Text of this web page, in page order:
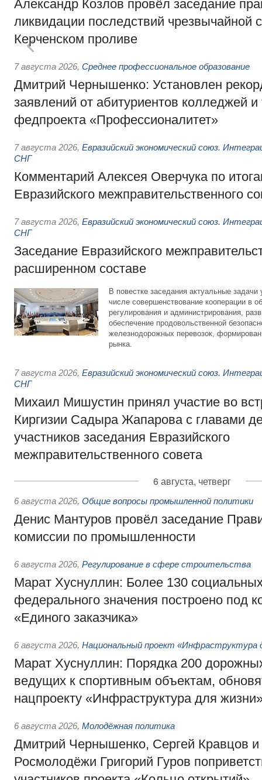
Александр Козлов провёл заседание
ликвидации последствий чрезвычайной
Керченском проливе
7 августа 2026, Среднее профессиональное образование
Дмитрий Чернышенко: Установлен
заявлений от абитуриентов колледжей и
федпроекта «Профессионалитет»
7 августа 2026, Евразийский экономический союз.
СНГ
Комментарий Алексея Оверчука по
Евразийского межправительственного
7 августа 2026, Евразийский экономический союз.
СНГ
Заседание Евразийского
расширенном составе
В повестке заседания актуальные задачи
числе совершенствование кооперации в
регулирования и администрирования,
обеспечение продовольственной
железнодорожных перевозок,
рынка.
7 августа 2026, Евразийский экономический союз.
СНГ
Михаил Мишустин принял участие во
Киргизии Садыра Жапарова с главами
участников заседания Евразийского
межправительственного совета
6 августа, четверг
6 августа 2026, Общие вопросы промышленной политики
Денис Мантуров провёл заседание
комиссии по промышленности
6 августа 2026, Регулирование в сфере строительства
Марат Хуснуллин: Более 130
федерального значения построено под
«Единого заказчика»
6 августа 2026, Национальный проект «Инфраструктура
Марат Хуснуллин: Порядка 200
ведущих к спортивным объектам,
нацпроекту «Инфраструктура для
6 августа 2026, Молодёжная политика
Дмитрий Чернышенко, Сергей Кравцов и
Росмолодёжи Григорий Гуров